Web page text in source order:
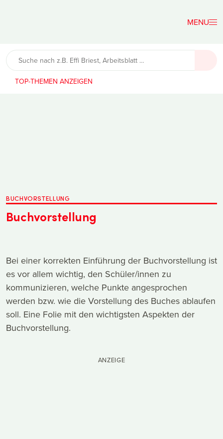
Lehrerfreund
TOP-THEMEN
BUCHVORSTELLUNG
Buchvorstellung
Bei einer korrekten Einführung der Buchvorstellung ist
es vor allem wichtig, den Schüler/innen zu
kommunizieren, welche Punkte angesprochen
werden bzw. wie die Vorstellung des Buches ablaufen
soll. Eine Folie mit den wichtigsten Aspekten der
Buchvorstellung.
ANZEIGE